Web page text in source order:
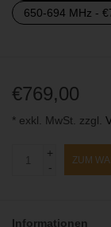
650-694 MHz -
€769,00
* exkl. MwSt. zzgl.
+
-
ZUM
Informationen